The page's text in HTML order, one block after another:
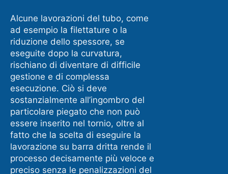
Alcune lavorazioni del tubo, come
ad esempio la filettature o la
riduzione dello spessore, se
eseguite dopo la curvatura,
rischiano di diventare di difficile
gestione e di complessa
esecuzione. Ciò si deve
sostanzialmente all’ingombro del
particolare piegato che non può
essere inserito nel tornio, oltre al
fatto che la scelta di eseguire la
lavorazione su barra dritta rende il
processo decisamente più veloce e
preciso senza le penalizzazioni del